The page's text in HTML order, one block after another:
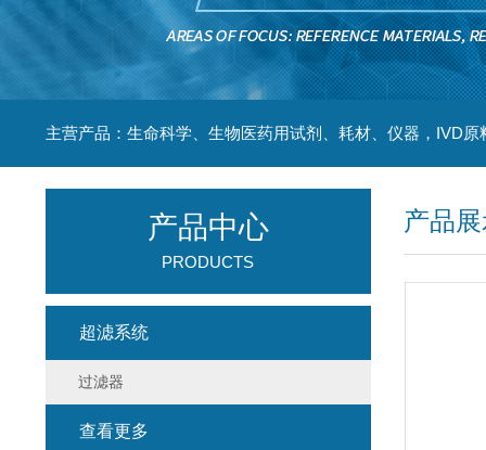
主营产品：生命科学、生物医药用试剂、耗材、仪器，IVD原
产品
产品中心
PRODUCTS
超滤系统
过滤器
查看更多